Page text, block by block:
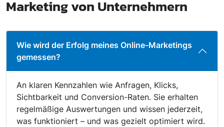
Marketing von Unternehmern
Wie wird der Erfolg meines Online-Marketings
gemessen?
An klaren Kennzahlen wie Anfragen, Klicks,
Sichtbarkeit und Conversion-Raten. Sie erhalten
regelmäßige Auswertungen und wissen jederzeit,
was funktioniert – und was gezielt optimiert wird.